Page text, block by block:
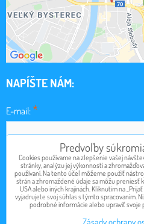
NAPÍŠTE NÁM:
E-mail:*
Obsah:*
Predvoľby
Cookies používame na zlepšenie vašej
stránky, analýzu jej výkonnosti a
používaní. Na tento účel môžeme použiť
strán a zhromaždené údaje sa môžu preniesť
USA alebo iných krajinách. Kliknutím na
vyjadrujete svoj súhlas s týmto spracovaním.
podrobné informácie alebo upraviť svoje